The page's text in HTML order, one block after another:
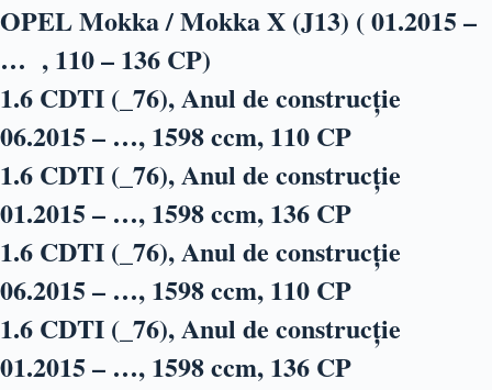
OPEL Mokka / Mokka X (J13) ( 01.2015 –
… , 110 – 136 CP)
1.6 CDTI (_76), Anul de construcție
06.2015 – …, 1598 ccm, 110 CP
1.6 CDTI (_76), Anul de construcție
01.2015 – …, 1598 ccm, 136 CP
1.6 CDTI (_76), Anul de construcție
06.2015 – …, 1598 ccm, 110 CP
1.6 CDTI (_76), Anul de construcție
01.2015 – …, 1598 ccm, 136 CP